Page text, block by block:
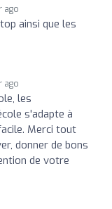
ago
ainsi que les
ago
les
s'adapte à
Merci tout
donner de bons
de votre